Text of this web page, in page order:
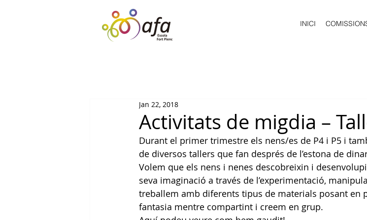
INICI
Activitats de migdia –
Jan 22, 2018
Durant el primer trimestre els nens/es de P4 i P5 i
de diversos tallers que fan després de l’estona de
Volem que els nens i nenes descobreixin i
seva imaginació a través de l’experimentació,
treballem amb diferents tipus de materials posant en
fantasia mentre compartint i creem en grup.